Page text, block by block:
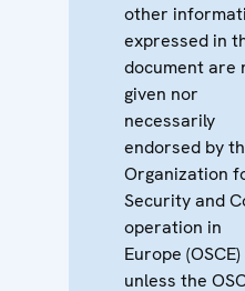
other
expressed in
document are
given nor
necessarily
endorsed by
Organization
Security and
operation in
Europe (OSCE)
unless the